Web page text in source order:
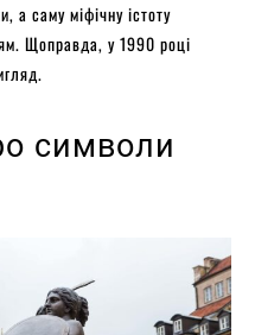
а саму міфічну істоту
Щоправда, у 1990 році
символи